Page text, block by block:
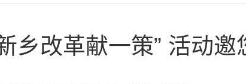
乡改革献一策” 活动邀